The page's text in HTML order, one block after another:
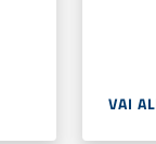
VAI